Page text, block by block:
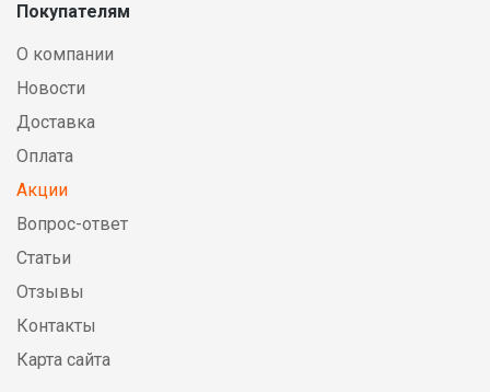
Покупателям
О компании
Новости
Доставка
Оплата
Акции
Вопрос-ответ
Статьи
Отзывы
Контакты
Карта сайта